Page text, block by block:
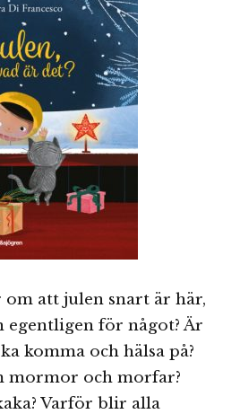
att julen snart är här,
egentligen för något? Är
komma och hälsa på?
mormor och morfar?
Varför blir alla